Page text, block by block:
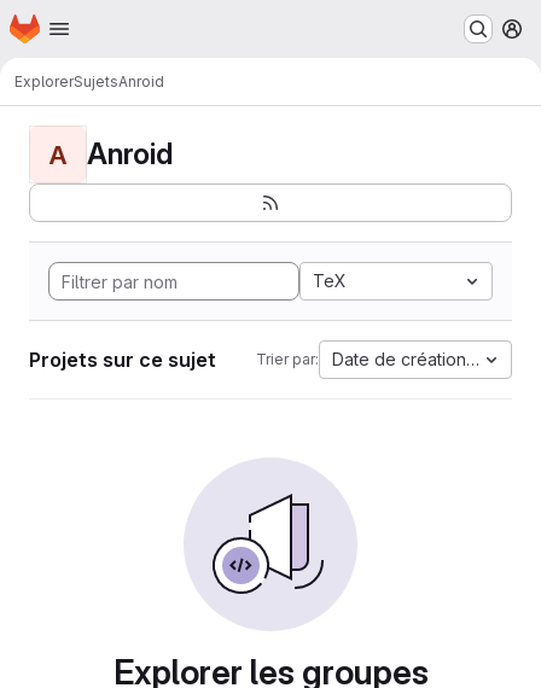
Passer au contenu principal
Page d'accueil
ExplorerSujetsAnroid
A Anroid
TeX
Projets sur ce sujet Trier par: Date de création la plus
Explorer les groupes